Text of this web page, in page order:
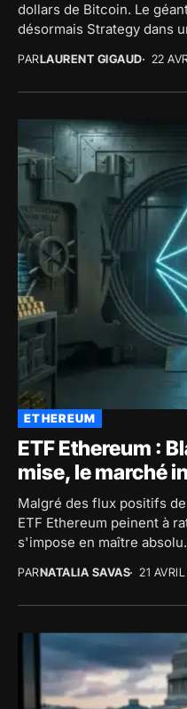
dollars de Bitcoin. Le
désormais Strategy dans
PARLAURENT GIGAUD 22
ETHEREUM
ETF Ethereum :
mise, le marché
Malgré des flux positifs
ETF Ethereum peinent à
s'impose en maître absolu.
PARNATALIA SAVAS 21